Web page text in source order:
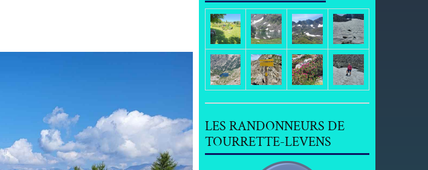
LES RANDONNEURS DE
TOURRETTE-LEVENS